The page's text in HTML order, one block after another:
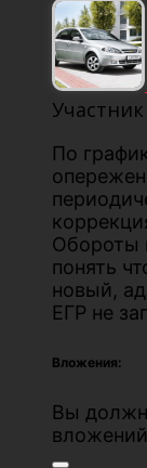
Участник
По
Обороты
понять
новый,
ЕГР не
Вложения:
Вы